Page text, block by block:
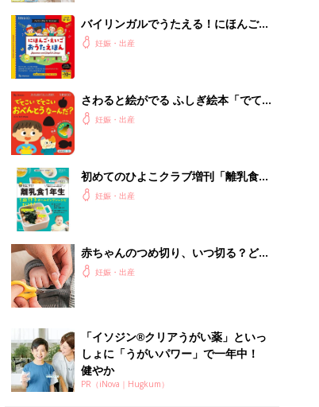
バイリンガルでうたえる！にほんご
えいご おうたえほん（たまひよ おう
妊娠・出産
さわると絵がでる ふしぎ絵本「でて
こい でてこい おべんとうなーん
妊娠・出産
初めてのひよこクラブ増刊「離乳食1
年生 1皿作るだけ！オールインワン​レ
妊娠・出産
赤ちゃんのつめ切り、いつ切る？どう
切る？コツ＆やりがちNG2選【保健師
妊娠・出産
「イソジン®クリアうがい薬」といっ
しょに「うがいパワー」で一年中！
健やか
PR（iNova｜Hugkum）